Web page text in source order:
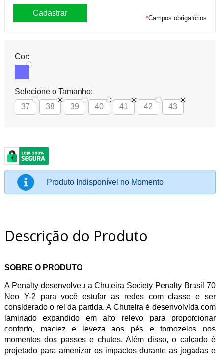
*Campos obrigatórios
Cor:
Selecione o Tamanho:
37
38 39 40 41 42 43
Produto Indisponível no Momento
Descrição do Produto
SOBRE O PRODUTO
A Penalty desenvolveu a Chuteira Society Penalty Brasil 70
Neo Y-2 para você estufar as redes com classe e ser
considerado o rei da partida. A Chuteira é desenvolvida com
laminado expandido em alto relevo para proporcionar
conforto, maciez e leveza aos pés e tornozelos nos
momentos dos passes e chutes. Além disso, o calçado é
projetado para amenizar os impactos durante as jogadas e